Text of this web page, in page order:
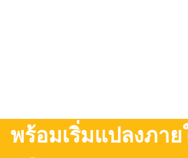
พร้อมเริ่มแปลงภา